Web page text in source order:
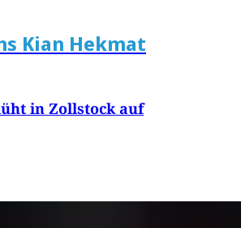
Kian Hekmat
in Zollstock auf